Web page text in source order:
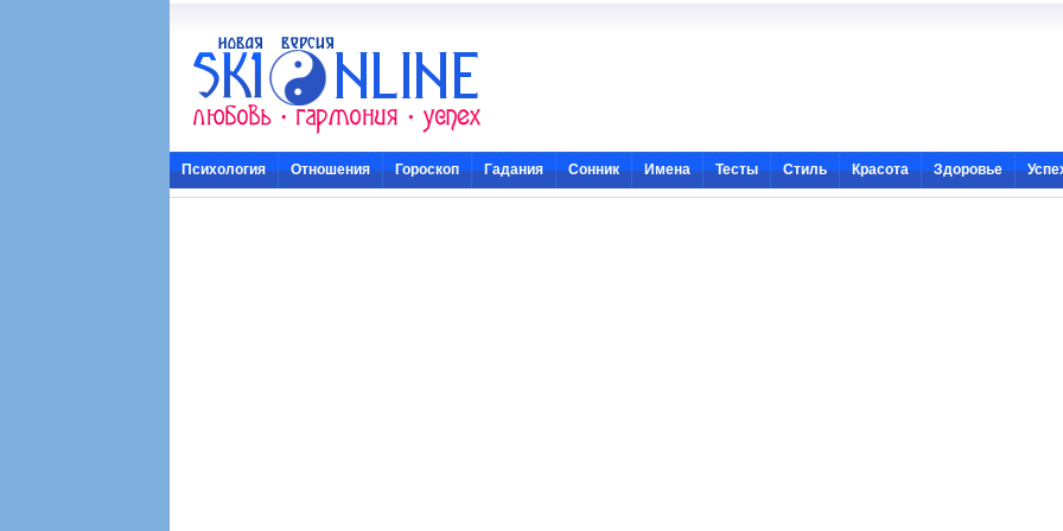
Психология Отношения Гороскоп Гадания Сонник Имена Тесты Стиль Красота Здоровье